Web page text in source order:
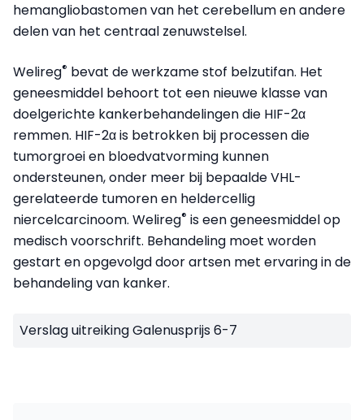
hemangliobastomen van het cerebellum en andere
delen van het centraal zenuwstelsel.
Welireg® bevat de werkzame stof belzutifan. Het
geneesmiddel behoort tot een nieuwe klasse van
doelgerichte kankerbehandelingen die HIF-2α
remmen. HIF-2α is betrokken bij processen die
tumorgroei en bloedvatvorming kunnen
ondersteunen, onder meer bij bepaalde VHL-
gerelateerde tumoren en heldercellig
niercelcarcinoom. Welireg® is een geneesmiddel op
medisch voorschrift. Behandeling moet worden
gestart en opgevolgd door artsen met ervaring in de
behandeling van kanker.
Verslag uitreiking Galenusprijs 6-7